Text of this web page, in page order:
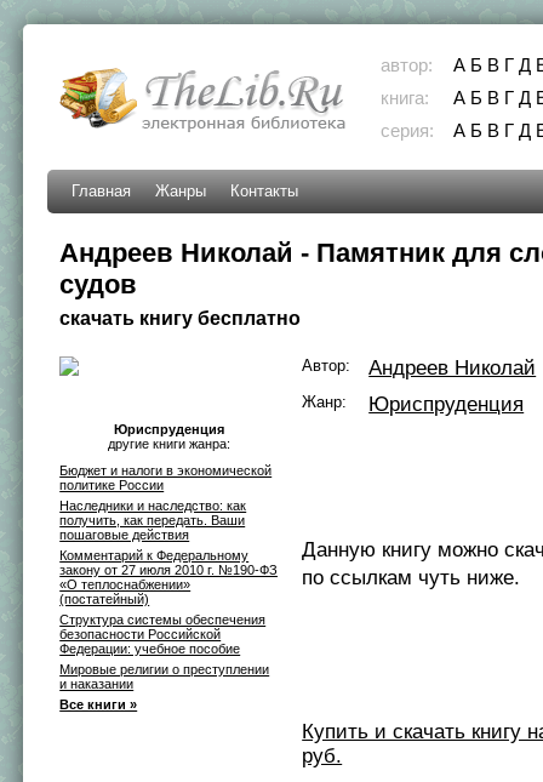
автор: А Б В Г Д
книга:
А Б В Г Д
серия:
А Б В Г Д
Главная Жанры Контакты
Андреев Николай - Памятник для
судов
скачать книгу бесплатно
Юриспруденция
другие книги жанра:
Бюджет и налоги в экономической
политике России
Наследники и наследство: как
получить, как передать. Ваши
пошаговые действия
Комментарий к Федеральному
закону от 27 июля 2010 г. №190-ФЗ
«О теплоснабжении»
(постатейный)
Структура системы обеспечения
безопасности Российской
Федерации: учебное пособие
Мировые религии о преступлении
и наказании
Все книги »
Автор: Андреев Николай
Жанр: Юриспруденция
Данную книгу можно
по ссылкам чуть ниже.
Купить и скачать книгу
руб.